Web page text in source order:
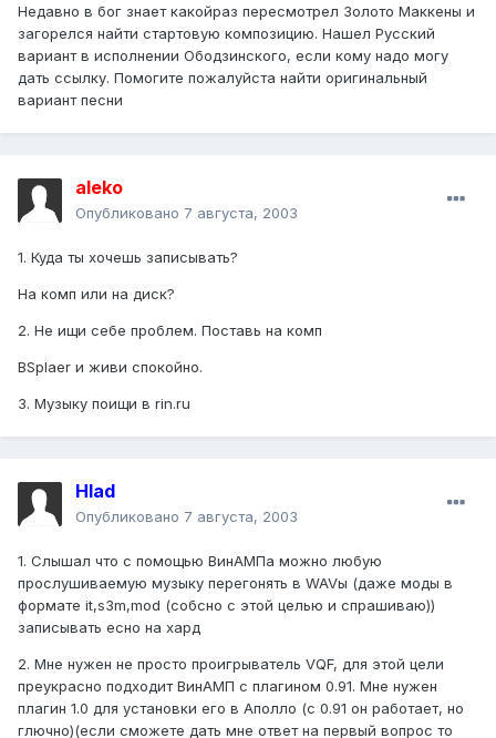
Недавно в бог знает какойраз пересмотрел Золото Маккены и
загорелся найти стартовую композицию. Нашел Русский
вариант в исполнении Ободзинского, если кому надо могу
дать ссылку. Помогите пожалуйста найти оригинальный
вариант песни
aleko
Опубликовано 7 августа, 2003
1. Куда ты хочешь записывать?
На комп или на диск?
2. Не ищи себе проблем. Поставь на комп
BSplaer и живи спокойно.
3. Музыку поищи в rin.ru
Hlad
Опубликовано 7 августа, 2003
1. Слышал что с помощью ВинАМПа можно любую
прослушиваемую музыку перегонять в WAVы (даже моды в
формате it,s3m,mod (собсно с этой целью и спрашиваю))
записывать есно на хард
2. Мне нужен не просто проигрыватель VQF, для этой цели
преукрасно подходит ВинАМП с плагином 0.91. Мне нужен
плагин 1.0 для установки его в Аполло (с 0.91 он работает, но
глючно)(если сможете дать мне ответ на первый вопрос то